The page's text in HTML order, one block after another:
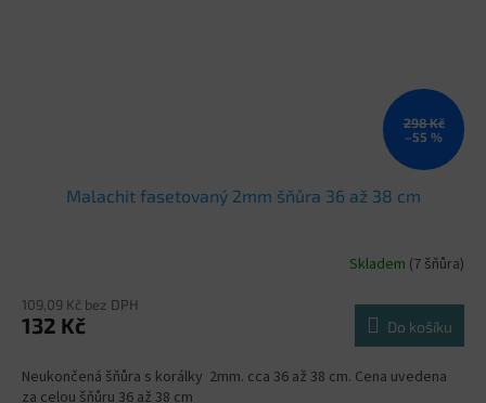
298 Kč
–55 %
Malachit fasetovaný 2mm šňůra 36 až 38 cm
Skladem (7 šňůra)
109,09 Kč bez DPH
132 Kč Do košíku
Neukončená šňůra s korálky 2mm. cca 36 až 38 cm. Cena uvedena
za celou šňůru 36 až 38 cm